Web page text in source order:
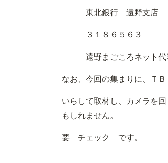
東北銀行 遠野支店
３１８６５６３
遠野まごころネット代
なお、今回の集まりに、Ｔ
いらして取材し、カメラを
もしれません。
要 チェック です。